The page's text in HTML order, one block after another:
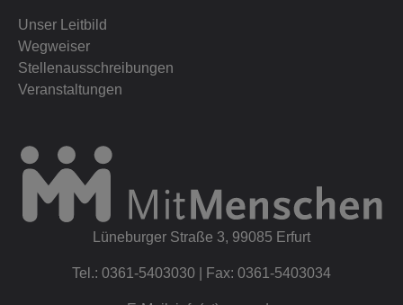
Unser Leitbild
Wegweiser
Stellenausschreibungen
Veranstaltungen
Lüneburger Straße 3, 99085 Erfurt
Tel.: 0361-5403030 | Fax: 0361-5403034